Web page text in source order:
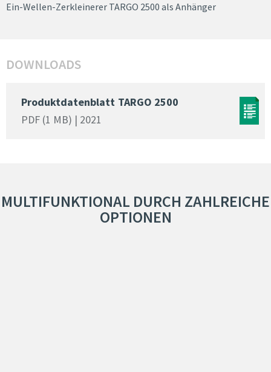
Ein-Wellen-Zerkleinerer TARGO 2500 als Anhänger
DOWNLOADS
Produktdatenblatt TARGO 2500
PDF (1 MB) | 2021
MULTIFUNKTIONAL DURCH ZAHLREICHE
OPTIONEN